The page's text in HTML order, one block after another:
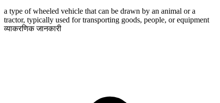
a type of wheeled vehicle that can be drawn by an animal or a
tractor, typically used for transporting goods, people, or equipment
व्याकरणिक जानकारी